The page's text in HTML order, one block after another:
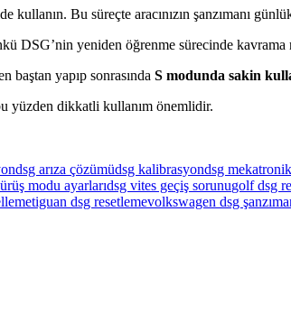
Bu süreçte aracınızın şanzımanı
DSG’nin yeniden öğrenme sürecinde kavrama
baştan yapıp sonrasında S modunda sakin
yüzden dikkatli kullanım önemlidir.
dsg arıza çözümüdsg kalibrasyondsg
modu ayarlarıdsg vites geçiş sorunugolf dsg
tiguan dsg resetlemevolkswagen dsg